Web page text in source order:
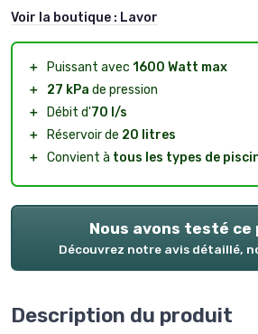
Voir la boutique : Lavor
＋ Puissant avec 1600 Watt max
＋
27 kPa de pression
＋
Débit d'70 l/s
＋
Réservoir de 20 litres
＋ Convient à tous les types de
Nous avons testé ce
Découvrez notre avis détaillé,
Description du produit